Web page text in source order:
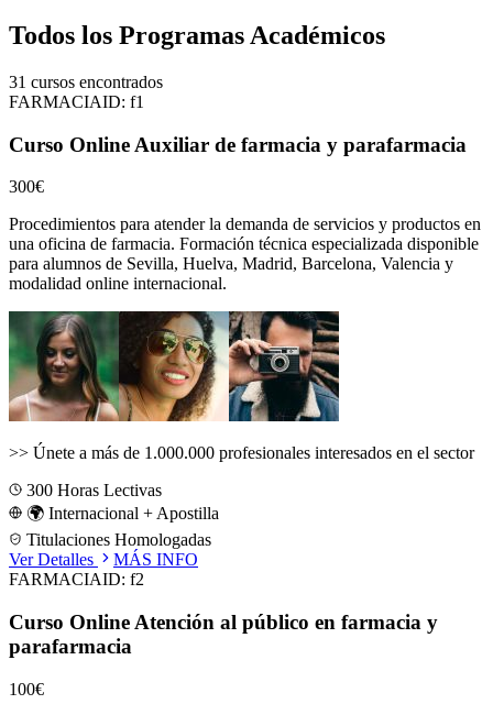
Todos los Programas Académicos
31 cursos encontrados
FARMACIAID: f1
Curso Online Auxiliar de farmacia y parafarmacia
300€
Procedimientos para atender la demanda de servicios y productos en
una oficina de farmacia. Formación técnica especializada disponible
para alumnos de Sevilla, Huelva, Madrid, Barcelona, Valencia y
modalidad online internacional.
>> Únete a más de 1.000.000 profesionales interesados en el sector
300 Horas Lectivas
🌍 Internacional + Apostilla
Titulaciones Homologadas
Ver Detalles
MÁS INFO
FARMACIAID: f2
Curso Online Atención al público en farmacia y
parafarmacia
100€